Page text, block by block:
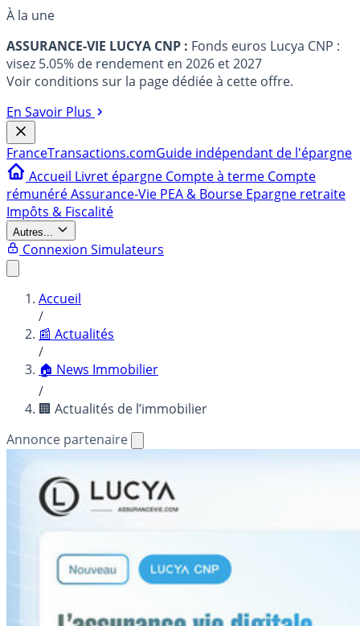
À la une
ASSURANCE-VIE LUCYA CNP : Fonds euros Lucya CNP :
visez 5.05% de rendement en 2026 et 2027
Voir conditions sur la page dédiée à cette offre.
En Savoir Plus
FranceTransactions.comGuide indépendant de l'épargne
Accueil Livret épargne Compte à terme Compte
rémunéréAssurance-Vie PEA & Bourse Epargne retraite
Impôts & Fiscalité
Autres...
Connexion Simulateurs
Accueil
/
📰 Actualités
/
🏠 News Immobilier
/
🏢 Actualités de l’immobilier
Annonce partenaire